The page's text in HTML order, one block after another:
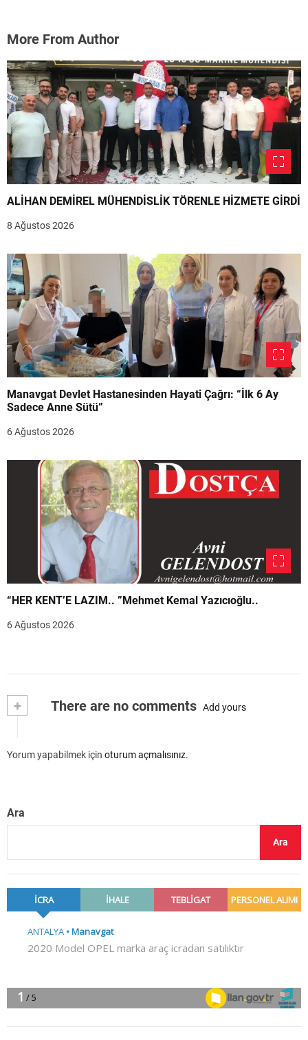
More From Author
ALİHAN DEMİREL MÜHENDİSLİK TÖRENLE HİZMETE GİRDİ
8 Ağustos 2026
Manavgat Devlet Hastanesinden Hayati Çağrı: “İlk 6 Ay
Sadece Anne Sütü”
6 Ağustos 2026
“HER KENT’E LAZIM.. ”Mehmet Kemal Yazıcıoğlu..
6 Ağustos 2026
+ There are no comments Add yours
Yorum yapabilmek için oturum açmalısınız.
Ara
Ara